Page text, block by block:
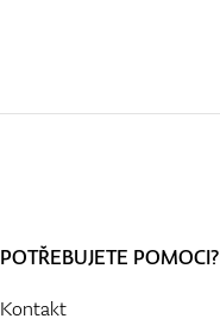
POTŘEBUJETE POMOCI?
Kontakt